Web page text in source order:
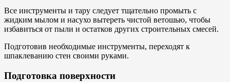
Все инструменты и тару следует тщательно промыть с
жидким мылом и насухо вытереть чистой ветошью, чтобы
избавиться от пыли и остатков других строительных смесей.
Подготовив необходимые инструменты, переходят к
шпаклеванию стен своими руками.
Подготовка поверхности